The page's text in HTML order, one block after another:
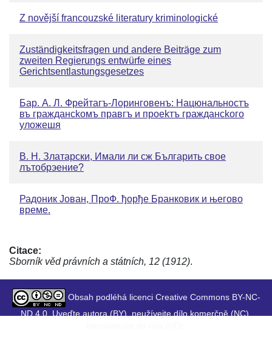
Z novější francouzské literatury kriminologické
Zuständigkeitsfragen und andere Beiträge zum
zweiten Regierungs entwürfe eines
Gerichtsentlastungsgesetzes
Бар. А. Л. Фрейтагъ-Лоринговенъ: Нацюнальностъ
въ граждансkомъ правгъ и проеkтъ граждансkого
уложешя
В. Н. Златарски, Имали ли сж Българить свое
лътобрэение?
Радоник Jован, ПроФ. ђopђe Бранковик и његово
време.
Citace:
Sborník věd právních a státních, 12 (1912).
Obsah podléhá licenci Creative Commons BY-NC-
ND 4.0. Uveďte autora (BY), neužívejte dílo komerčně (NC),